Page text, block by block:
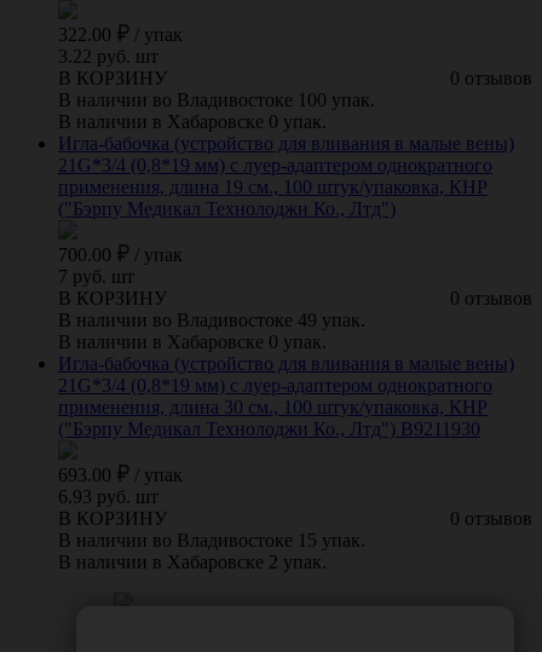
322.00 / упак
3.22 руб. шт
0 отзывов
В КОРЗИНУ
В наличии во Владивостоке 100 упак.
В наличии в Хабаровске 0 упак.
Игла-бабочка (устройство для вливания в малые вены)
21G*3/4 (0,8*19 мм) с луер-адаптером однократного
применения, длина 19 см., 100 штук/упаковка, КНР
("Бэрпу Медикал Технолоджи Ко., Лтд")
700.00 / упак
7 руб. шт
0 отзывов
В КОРЗИНУ
В наличии во Владивостоке 49 упак.
В наличии в Хабаровске 0 упак.
Игла-бабочка (устройство для вливания в малые вены)
21G*3/4 (0,8*19 мм) с луер-адаптером однократного
применения, длина 30 см., 100 штук/упаковка, КНР
("Бэрпу Медикал Технолоджи Ко., Лтд") B9211930
693.00 / упак
6.93 руб. шт
0 отзывов
В КОРЗИНУ
В наличии во Владивостоке 15 упак.
В наличии в Хабаровске 2 упак.